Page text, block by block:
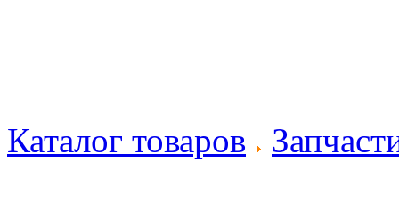
Каталог товаров